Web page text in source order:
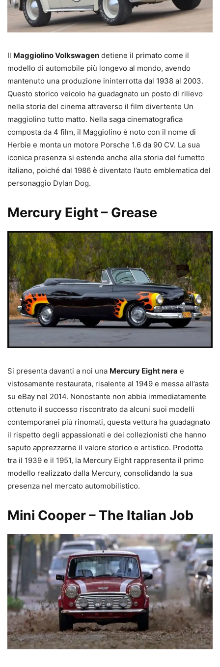
Il Maggiolino Volkswagen detiene il primato come il
modello di automobile più longevo al mondo, avendo
mantenuto una produzione ininterrotta dal 1938 al 2003.
Questo storico veicolo ha guadagnato un posto di rilievo
nella storia del cinema attraverso il film divertente Un
maggiolino tutto matto. Nella saga cinematografica
composta da 4 film, il Maggiolino è noto con il nome di
Herbie e monta un motore Porsche 1.6 da 90 CV. La sua
iconica presenza si estende anche alla storia del fumetto
italiano, poiché dal 1986 è diventato l’auto emblematica del
personaggio Dylan Dog.
Mercury Eight – Grease
Si presenta davanti a noi una Mercury Eight nera e
vistosamente restaurata, risalente al 1949 e messa all’asta
su eBay nel 2014. Nonostante non abbia immediatamente
ottenuto il successo riscontrato da alcuni suoi modelli
contemporanei più rinomati, questa vettura ha guadagnato
il rispetto degli appassionati e dei collezionisti che hanno
saputo apprezzarne il valore storico e artistico. Prodotta
tra il 1939 e il 1951, la Mercury Eight rappresenta il primo
modello realizzato dalla Mercury, consolidando la sua
presenza nel mercato automobilistico.
Mini Cooper – The Italian Job